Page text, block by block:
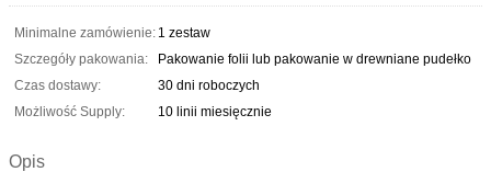
Minimalne zamówienie: 1 zestaw
Szczegóły pakowania:
Pakowanie folii lub pakowanie w drewniane pudełko
Czas dostawy:
30 dni roboczych
Możliwość Supply:
10 linii miesięcznie
Opis